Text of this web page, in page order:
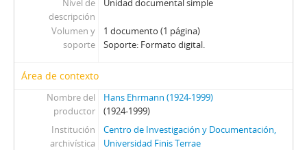
00044 - Siglo 30 En Providencia
00046 - Imagen En Triplicado
00050 - Espectáculo Ante Todo
00052 - Exitosa Cabalgata
Nivel de
descripción
Unidad documental simple
Volumen y
soporte
1 documento (1 página)
Soporte: Formato digital.
Área de contexto
Nombre del
productor
Hans Ehrmann (1924-1999)
(1924-1999)
Institución
archivística
Centro de Investigación y Documentación,
Universidad Finis Terrae